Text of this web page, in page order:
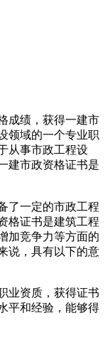
成绩，获得一建市
领域的一个专业职
从事市政工程设
建市政资格证书是
了一定的市政工程
格证书是建筑工程
加竞争力等方面的
说，具有以下的意
业资质，获得证书
平和经验，能够得